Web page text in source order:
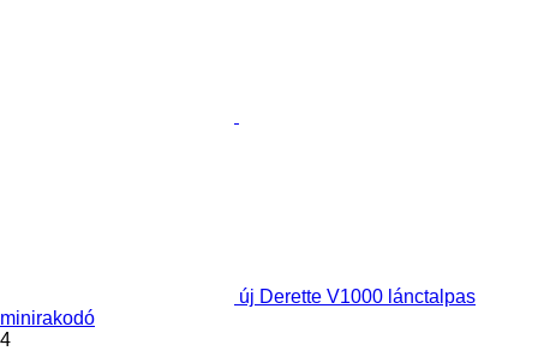
új Derette V1000 lánctalpas
minirakodó
4